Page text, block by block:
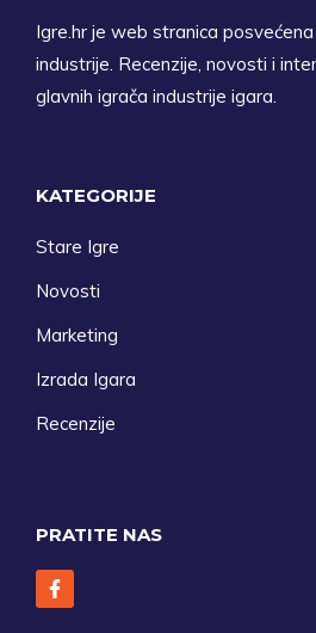
Igre.hr je web stranica
industrije. Recenzije, novosti i
glavnih igrača industrije igara.
KATEGORIJE
Stare Igre
Novosti
Marketing
Izrada Igara
Recenzije
PRATITE NAS